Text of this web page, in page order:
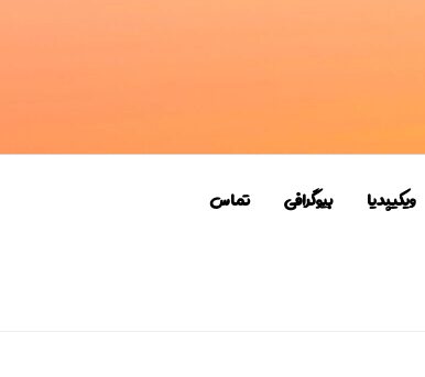
تماس بیوگرافی ویکیپدیا